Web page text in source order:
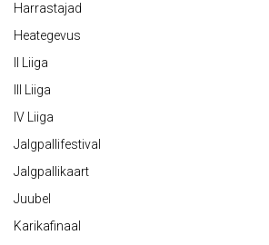
Harrastajad
Heategevus
II Liiga
III Liiga
IV Liiga
Jalgpallifestival
Jalgpallikaart
Juubel
Karikafinaal